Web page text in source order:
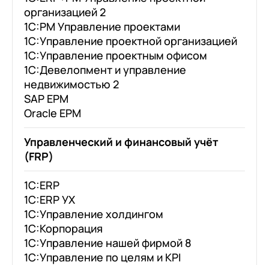
организацией 2
1С:PM Управление проектами
1С:Управление проектной организацией
1С:Управление проектным офисом
1С:Девелопмент и управление
недвижимостью 2
SAP EPM
Oracle EPM
Управленческий и финансовый учёт
(FRP)
1C:ERP
1C:ERP УХ
1C:Управление холдингом
1C:Корпорация
1С:Управление нашей фирмой 8
1С:Управление по целям и KPI